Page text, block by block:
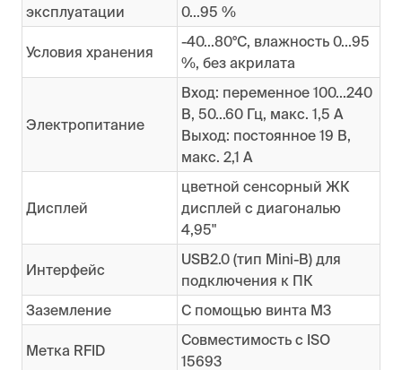
эксплуатации
0...95 %
Условия хранения
-40...80°C, влажность 0...95
%, без акрилата
Электропитание
Вход: переменное 100...240
В, 50...60 Гц, макс. 1,5 А
Выход: постоянное 19 В,
макс. 2,1 А
Дисплей
цветной сенсорный ЖК
дисплей с диагональю
4,95"
Интерфейс
USB2.0 (тип Mini-B) для
подключения к ПК
Заземление
С помощью винта М3
Метка RFID
Совместимость с ISO
15693